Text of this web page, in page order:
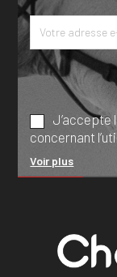
J’accepte
concernant
Voir plus